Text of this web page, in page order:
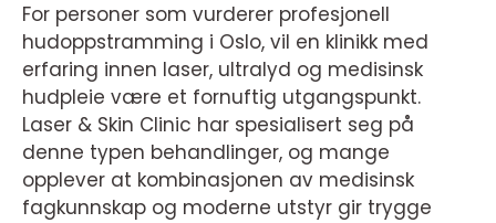
For personer som vurderer profesjonell
hudoppstramming i Oslo, vil en klinikk med
erfaring innen laser, ultralyd og medisinsk
hudpleie være et fornuftig utgangspunkt.
Laser & Skin Clinic har spesialisert seg på
denne typen behandlinger, og mange
opplever at kombinasjonen av medisinsk
fagkunnskap og moderne utstyr gir trygge